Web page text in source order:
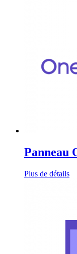
Panneau
Plus de détails